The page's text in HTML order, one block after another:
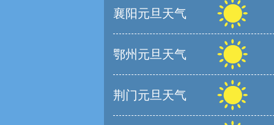
襄阳元旦天气
鄂州元旦天气
荆门元旦天气